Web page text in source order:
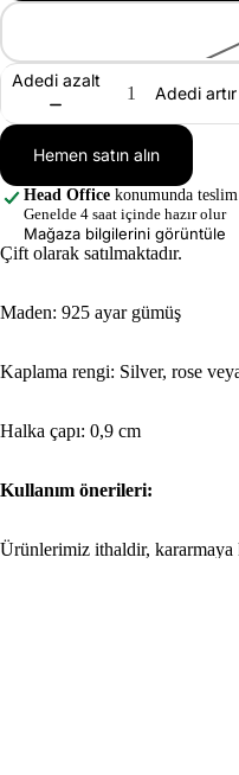
Adedi azalt
Adedi artır
Hemen satın alın
Head Office konumunda
Genelde 4 saat içinde hazır olur
Mağaza bilgilerini görüntüle
Çift olarak satılmaktadır.
Maden: 925 ayar gümüş
Kaplama rengi: Silver, rose
Halka çapı: 0,9 cm
Kullanım önerileri:
Ürünlerimiz ithaldir, kararmaya